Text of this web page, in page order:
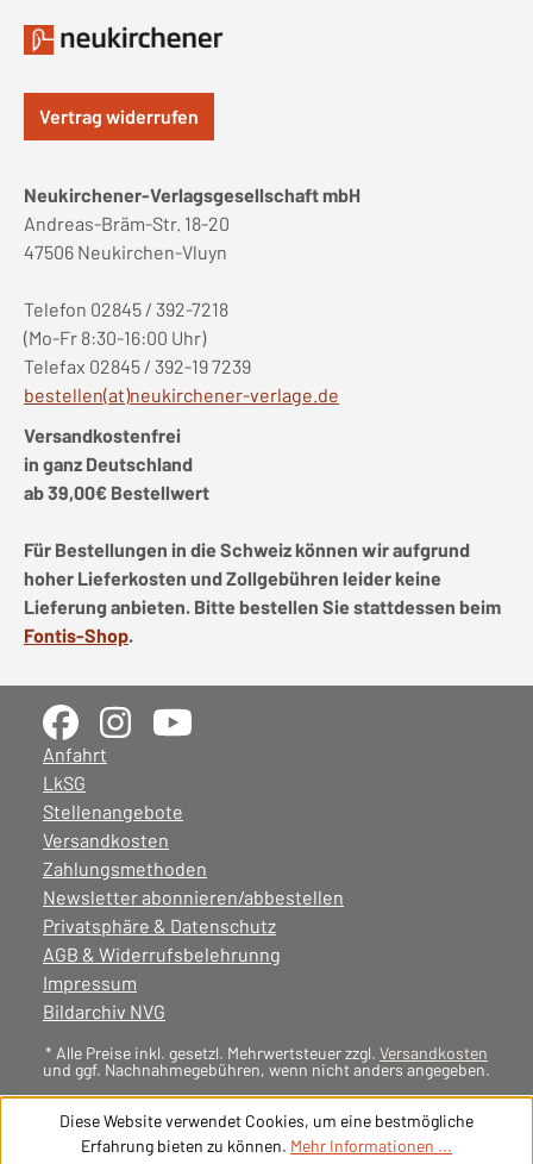
Vertrag widerrufen
Neukirchener-Verlagsgesellschaft mbH
Andreas-Bräm-Str. 18-20
47506 Neukirchen-Vluyn
Telefon 02845 / 392-7218
(Mo-Fr 8:30-16:00 Uhr)
Telefax 02845 / 392-19 7239
bestellen(at)neukirchener-verlage.de
Versandkostenfrei
in ganz Deutschland
ab 39,00€ Bestellwert
Für Bestellungen in die Schweiz können wir aufgrund
hoher Lieferkosten und Zollgebühren leider keine
Lieferung anbieten. Bitte bestellen Sie stattdessen beim
Fontis-Shop.
Anfahrt
LkSG
Stellenangebote
Versandkosten
Zahlungsmethoden
Newsletter abonnieren/abbestellen
Privatsphäre & Datenschutz
AGB & Widerrufsbelehrunng
Impressum
Bildarchiv NVG
* Alle Preise inkl. gesetzl. Mehrwertsteuer zzgl. Versandkosten
und ggf. Nachnahmegebühren, wenn nicht anders angegeben.
Diese Website verwendet Cookies, um eine bestmögliche
Erfahrung bieten zu können. Mehr Informationen ...